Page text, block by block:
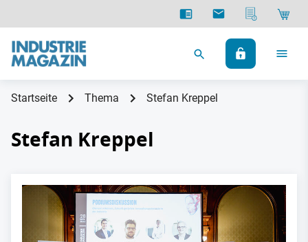
Startseite Thema Stefan Kreppel
Stefan Kreppel